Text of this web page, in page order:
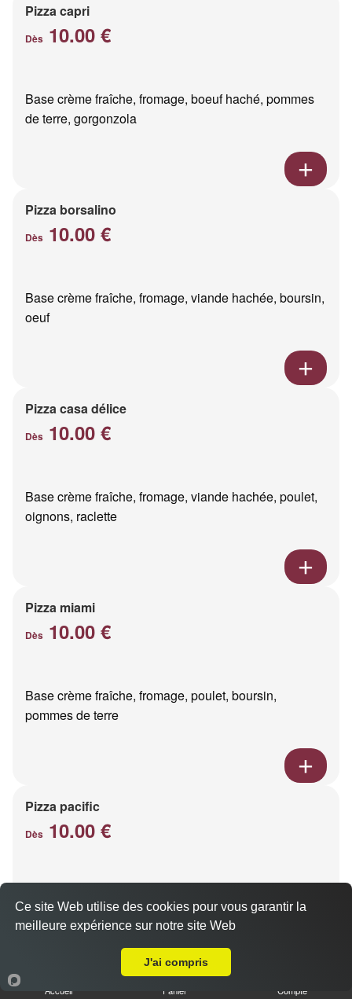
Pizza capri
Dès 10.00 €
Base crème fraîche, fromage, boeuf haché, pommes
de terre, gorgonzola
Pizza borsalino
Dès 10.00 €
Base crème fraîche, fromage, viande hachée, boursin,
oeuf
Pizza casa délice
Dès 10.00 €
Base crème fraîche, fromage, viande hachée, poulet,
oignons, raclette
Pizza miami
Dès 10.00 €
Base crème fraîche, fromage, poulet, boursin,
pommes de terre
Pizza pacific
Dès 10.00 €
Accueil Panier Compte
Ce site Web utilise des cookies pour vous garantir la
meilleure expérience sur notre site Web
J'ai compris